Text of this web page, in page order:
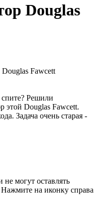
Douglas
Решили
этой Douglas Fawcett.
Задача очень старая -
не могут оставлять
на иконку справа